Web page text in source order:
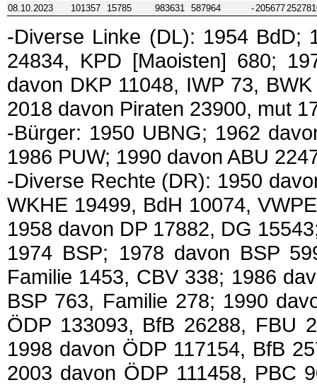
08.10.2023
101357 15785 983631 587964 -205677
-Diverse Linke (DL): 1954 BdD;
24834, KPD [Maoisten] 680;
davon DKP 11048, IWP 73,
2018 davon Piraten 23900, mut
-Bürger: 1950 UBNG; 1962
1986 PUW; 1990 davon ABU
-Diverse Rechte (DR): 1950
WKHE 19499, BdH 10074,
1958 davon DP 17882, DG
1974 BSP; 1978 davon BSP
Familie 1453, CBV 338; 1986
BSP 763, Familie 278; 1990
ÖDP 133093, BfB 26288, FBU
1998 davon ÖDP 117154, BfB
2003 davon ÖDP 111458, PBC